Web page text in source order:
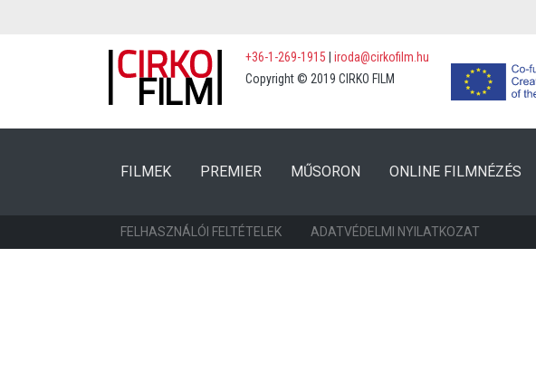
+36-1-269-1915
iroda@cirkofilm.hu
Copyright © 2019 CIRKO FILM
FILMEK(CURRENT)
PREMIER (CURRENT)
MŰSORON ONLINE FILMNÉZÉS
FELHASZNÁLÓI FELTÉTELEK ADATVÉDELMI NYILATKOZAT